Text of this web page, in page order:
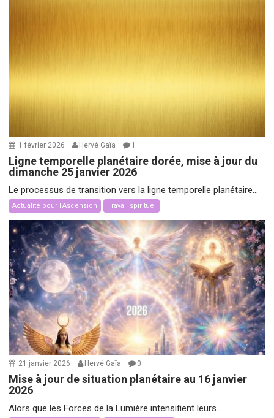
1 février 2026 Hervé Gaïa 1
Ligne temporelle planétaire dorée, mise à jour du
dimanche 25 janvier 2026
Le processus de transition vers la ligne temporelle planétaire...
Actualité pour l'Ascension Travail spirituel
21 janvier 2026 Hervé Gaïa 0
Mise à jour de situation planétaire au 16 janvier
2026
Alors que les Forces de la Lumière intensifient leurs...